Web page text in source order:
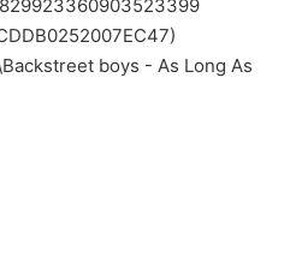
boys - As Long As